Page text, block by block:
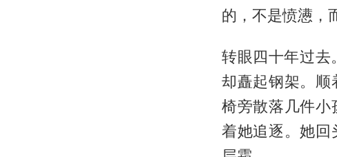
的，不是愤懑，
转眼四十年过去
却矗起钢架。顺
椅旁散落几件小
着她追逐。她回